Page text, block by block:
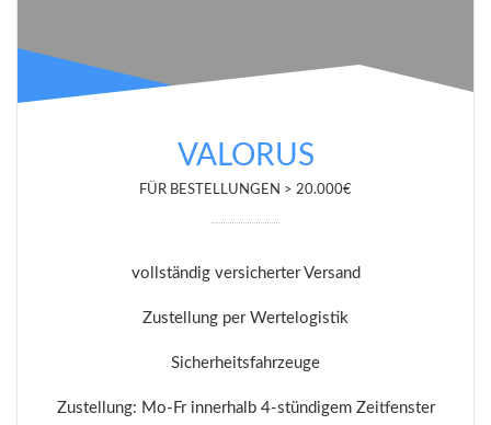
VALORUS
FÜR BESTELLUNGEN > 20.000€
vollständig versicherter Versand
Zustellung per Wertelogistik
Sicherheitsfahrzeuge
Zustellung: Mo-Fr innerhalb 4-stündigem Zeitfenster